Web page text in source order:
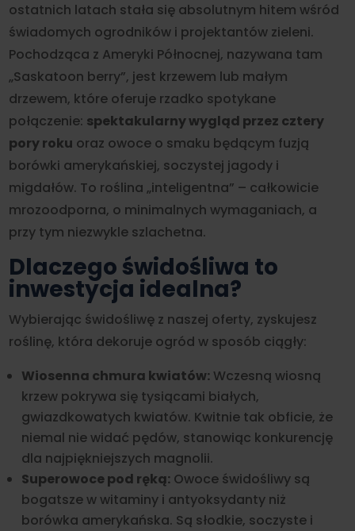
ostatnich latach stała się absolutnym hitem wśród
świadomych ogrodników i projektantów zieleni.
Pochodząca z Ameryki Północnej, nazywana tam
„Saskatoon berry”, jest krzewem lub małym
drzewem, które oferuje rzadko spotykane
połączenie: spektakularny wygląd przez cztery
pory roku oraz owoce o smaku będącym fuzją
borówki amerykańskiej, soczystej jagody i
migdałów. To roślina „inteligentna” – całkowicie
mrozoodporna, o minimalnych wymaganiach, a
przy tym niezwykle szlachetna.
Dlaczego świdośliwa to
inwestycja idealna?
Wybierając świdośliwę z naszej oferty, zyskujesz
roślinę, która dekoruje ogród w sposób ciągły:
Wiosenna chmura kwiatów: Wczesną wiosną
krzew pokrywa się tysiącami białych,
gwiazdkowatych kwiatów. Kwitnie tak obficie, że
niemal nie widać pędów, stanowiąc konkurencję
dla najpiękniejszych magnolii.
Superowoce pod ręką: Owoce świdośliwy są
bogatsze w witaminy i antyoksydanty niż
borówka amerykańska. Są słodkie, soczyste i